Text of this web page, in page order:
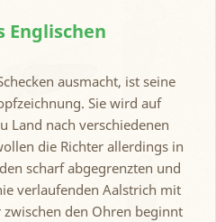
Englischen
ausmacht, ist seine
Sie wird auf
Land nach verschiedenen
die Richter allerdings in
scharf abgegrenzten und
verlaufenden Aalstrich mit
den Ohren beginnt